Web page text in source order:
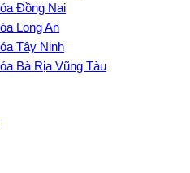
Đồng Nai
Long An
Tây Ninh
Bà Rịa Vũng Tàu